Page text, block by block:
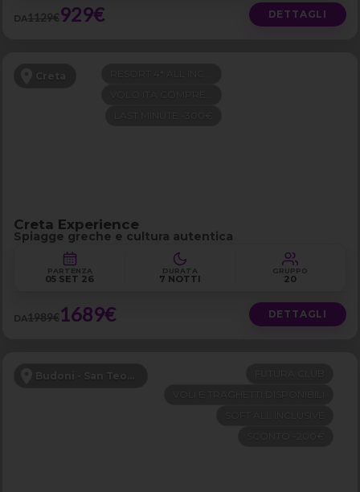
DA1129€929€ DETTAGLI
Creta
Creta Experience
Spiagge greche e cultura autentica
PARTENZA
05 SET 26
DURATA
7 NOTTI
GRUPPO
20
DA1989€1689€ DETTAGLI
Budoni - San Teodoro